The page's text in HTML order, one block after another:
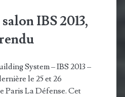
IBS 2013,
System – IBS 2013 –
le 25 et 26
Paris La Défense. Cet